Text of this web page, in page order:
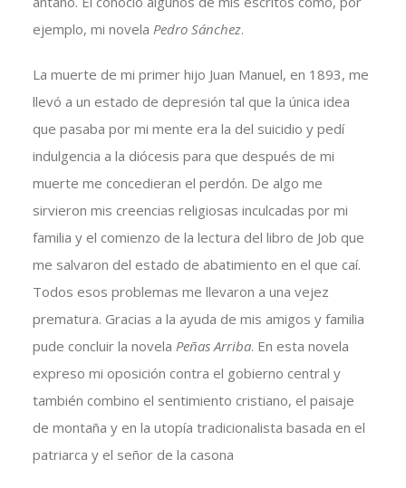
ejemplo, mi novela Pedro Sánchez.
La muerte de mi primer hijo Juan Manuel, en 1893, me
llevó a un estado de depresión tal que la única idea
que pasaba por mi mente era la del suicidio y pedí
indulgencia a la diócesis para que después de mi
muerte me concedieran el perdón. De algo me
sirvieron mis creencias religiosas inculcadas por mi
familia y el comienzo de la lectura del libro de Job que
me salvaron del estado de abatimiento en el que caí.
Todos esos problemas me llevaron a una vejez
prematura. Gracias a la ayuda de mis amigos y familia
pude concluir la novela Peñas Arriba. En esta novela
expreso mi oposición contra el gobierno central y
también combino el sentimiento cristiano, el paisaje
de montaña y en la utopía tradicionalista basada en el
patriarca y el señor de la casona